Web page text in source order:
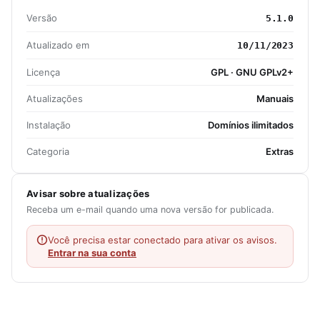
Versão 5.1.0
Atualizado em 10/11/2023
Licença GPL · GNU GPLv2+
Atualizações Manuais
Instalação Domínios ilimitados
Categoria Extras
Avisar sobre atualizações
Receba um e-mail quando uma nova versão for publicada.
Você precisa estar conectado para ativar os avisos.
Entrar na sua conta